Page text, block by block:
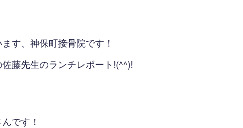
す、神保町接骨院です！
藤先生のランチレポート!(^^)!
んです！